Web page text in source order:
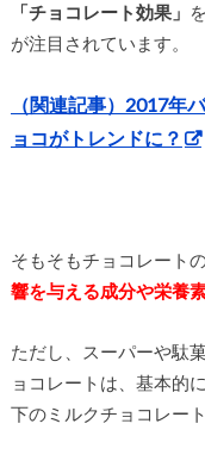
「チョコレート効果」
が注目されています。
（関連記事）2017年
ョコがトレンドに？
そもそもチョコレート
響を与える成分や栄養
ただし、スーパーや駄
ョコレートは、基本的
下のミルクチョコレート